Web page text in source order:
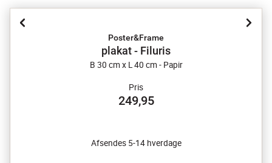
Poster&Frame
plakat - Filuris
B 30 cm x L 40 cm - Papir
Pris
249,95
Afsendes 5-14 hverdage